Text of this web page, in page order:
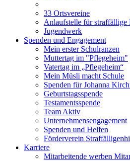
33 Ortsvereine
Anlaufstelle für straffällige
Jugendwerk
Spenden und Engagement
Mein erster Schulranzen
Muttertag im "Pflegeheim"
Vatertag im „Pflegeheim“
Mein Müsli macht Schule
Spenden für Johanna
Geburtstagsspende
Testamentsspende
Team Aktiv
Unternehmensengagement
Spenden und Helfen
Förderverein
Karriere
Mitarbeitende werben